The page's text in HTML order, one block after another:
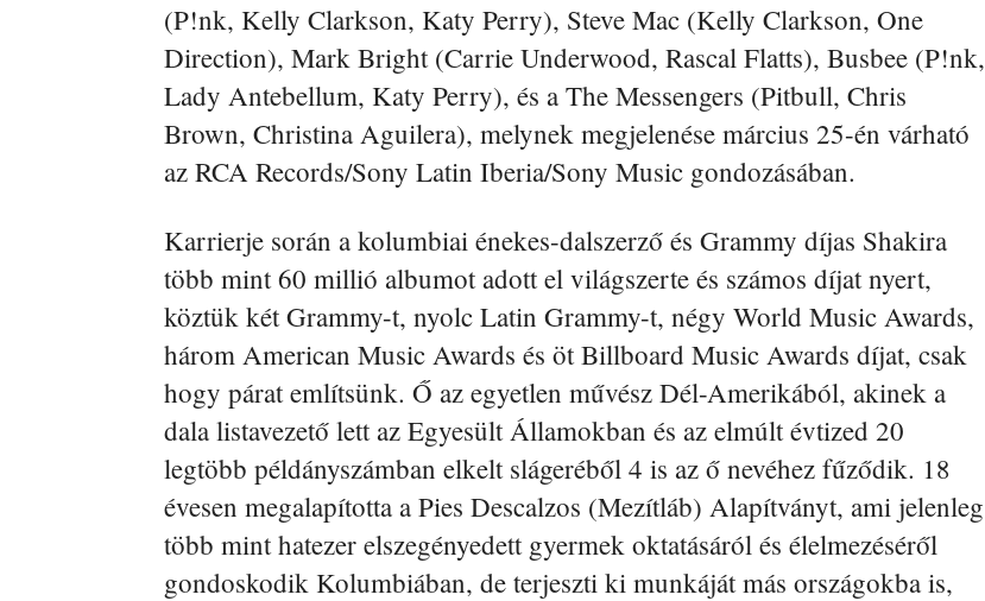
(P!nk, Kelly Clarkson, Katy Perry), Steve Mac (Kelly Clarkson, One
Direction), Mark Bright (Carrie Underwood, Rascal Flatts), Busbee (P!nk,
Lady Antebellum, Katy Perry), és a The Messengers (Pitbull, Chris
Brown, Christina Aguilera), melynek megjelenése március 25-én várható
az RCA Records/Sony Latin Iberia/Sony Music gondozásában.
Karrierje során a kolumbiai énekes-dalszerző és Grammy díjas Shakira
több mint 60 millió albumot adott el világszerte és számos díjat nyert,
köztük két Grammy-t, nyolc Latin Grammy-t, négy World Music Awards,
három American Music Awards és öt Billboard Music Awards díjat, csak
hogy párat említsünk. Ő az egyetlen művész Dél-Amerikából, akinek a
dala listavezető lett az Egyesült Államokban és az elmúlt évtized 20
legtöbb példányszámban elkelt slágeréből 4 is az ő nevéhez fűződik. 18
évesen megalapította a Pies Descalzos (Mezítláb) Alapítványt, ami jelenleg
több mint hatezer elszegényedett gyermek oktatásáról és élelmezéséről
gondoskodik Kolumbiában, de terjeszti ki munkáját más országokba is,